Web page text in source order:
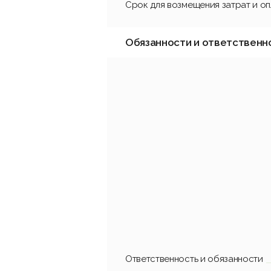
Срок для возмещения затрат и
Обязанности и
Ответственность и обязанности